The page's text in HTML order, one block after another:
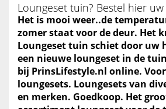
Loungeset tuin? Bestel hier
Het is mooi weer..de
zomer staat voor de deur. Het
Loungeset tuin schiet door uw
een nieuwe loungeset in de
bij PrinsLifestyle.nl online.
loungesets. Loungesets van
en merken. Goedkoop. Het